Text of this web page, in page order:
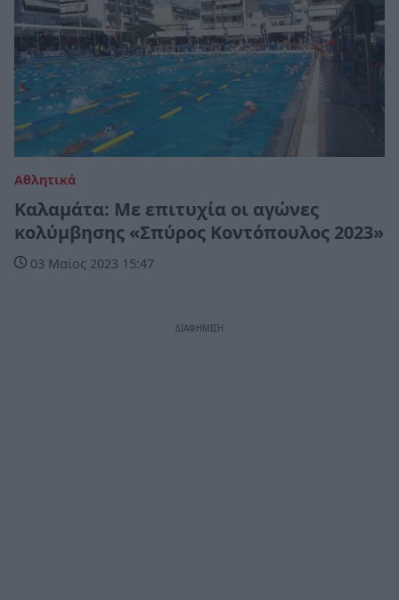
Αθλητικά
Καλαμάτα: Με επιτυχία οι αγώνες
κολύμβησης «Σπύρος Κοντόπουλος 2023»
03 Μαϊος 2023 15:47